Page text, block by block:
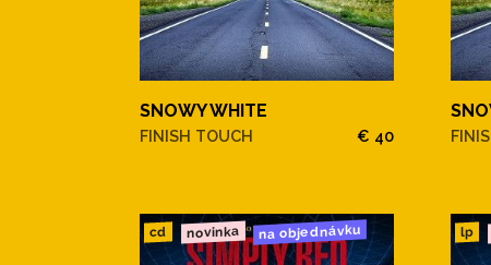
SNOWY WHITE
FINISH TOUCH € 40
cd novinka na objednávku lp